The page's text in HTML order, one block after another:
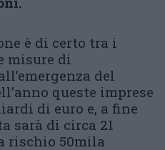
è di certo tra i
misure di
del
queste imprese
di euro e, a fine
sarà di circa 21
rischio 50mila